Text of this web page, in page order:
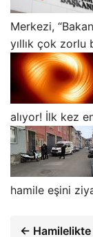
Merkezi,
yıllık çok zorlu
alıyor! İlk kez
hamile eşini
← Hamilelikte